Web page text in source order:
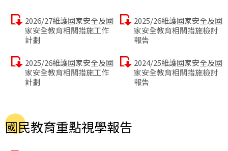
2026/27維護國家安全及國
家安全教育相關措施工作
計劃
2025/26維護國家安全及國
家安全教育相關措施檢討
報告
2025/26維護國家安全及國
家安全教育相關措施工作
計劃
2024/25維護國家安全及國
家安全教育相關措施檢討
報告
國民教育重點視學報告